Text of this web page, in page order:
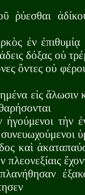
ῥύεσθαι
ἐν
δόξας οὐ
ὄντες οὐ
εἰς ἅλωσιν
ἡγούμενοι τὴν
καὶ